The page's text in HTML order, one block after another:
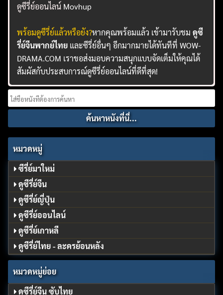
ดูซีรี่ย์ออนไลน์ Movhup
พร้อมดูซีรี่ย์แล้วหรือยัง?หากคุณพร้อมแล้ว เข้ามารับชมดูซี
รี่ย์จีนพากย์ไทย และซีรี่ย์อื่นๆ อีกมากมายได้ทันทีที่ WOW-
DRAMA.COM เราขอส่งมอบความสนุกแบบจัดเต็มให้คุณได้
สัมผัสกับประสบการณ์ดูซีรี่ย์ออนไลน์ที่ดีที่สุด!
Search
for:
หมวดหมู่
ซีรี่ย์มาใหม่
ดูซีรี่ย์จีน
ดูซีรี่ย์ญี่ปุ่น
ดูซีรี่ย์ออนไลน์
ดูซีรี่ย์เกาหลี
ดูซีรี่ย์ไทย - ละครย้อนหลัง
หมวดหมู่ย่อย
ดูซีรี่ย์จีน ซับไทย